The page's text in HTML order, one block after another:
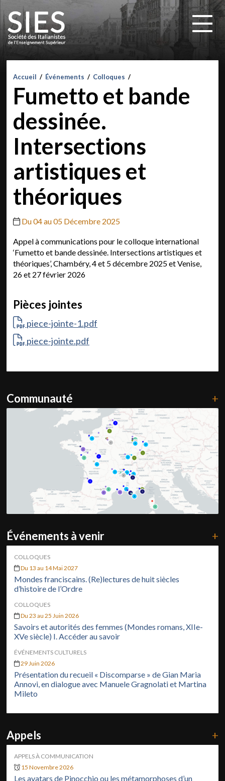
Accueil / Événements / Colloques /
Fumetto et bande
dessinée.
Intersections
artistiques et
théoriques
Du 04 au 05 Décembre 2025
Appel à communications pour le colloque international
‘Fumetto et bande dessinée. Intersections artistiques et
théoriques’, Chambéry, 4 et 5 décembre 2025 et Venise,
26 et 27 février 2026
Pièces jointes
piece-jointe-1.pdf
piece-jointe.pdf
Communauté +
Événements à venir +
COLLOQUES
Du 13 au 14 Mai 2027
Mondes franciscains. (Re)lectures de huit siècles
d’histoire de l’Ordre
COLLOQUES
Du 23 au 25 Juin 2026
Savoirs et autorités des femmes (Mondes romans, XIIe-
XVe siècle) I. Accéder au savoir
ÉVÉNEMENTS CULTURELS
29 Juin 2026
Présentation du recueil « Discomparse » de Gian Maria
Annovi, en dialogue avec Manuele Gragnolati et Martina
Mileto
Appels +
APPELS À COMMUNICATION
15 Novembre 2026
Les avatars de Pinocchio ou les métamorphoses d’un